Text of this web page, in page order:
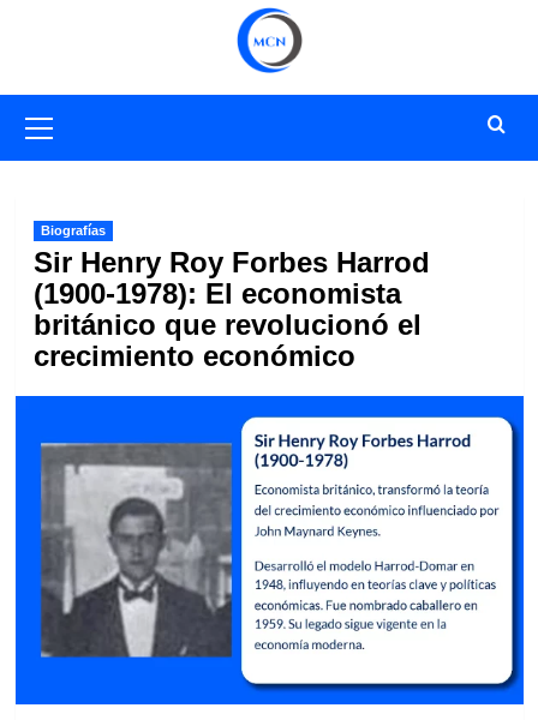
primario
Biografías
Sir Henry Roy Forbes Harrod
(1900-1978): El economista
británico que revolucionó el
crecimiento económico